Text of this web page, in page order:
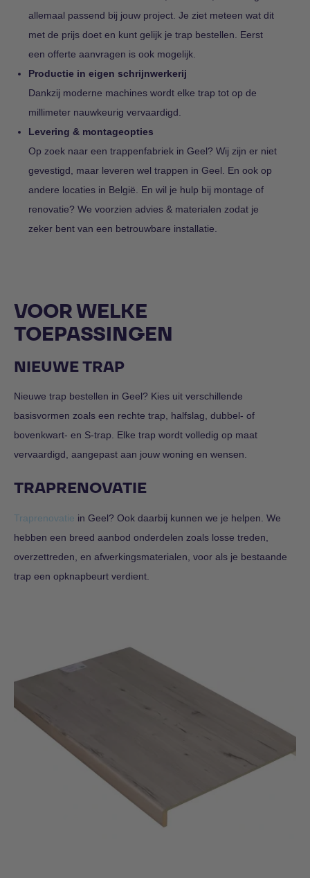
allemaal passend bij jouw project. Je ziet meteen wat dit
met de prijs doet en kunt gelijk je trap bestellen. Eerst
een offerte aanvragen is ook mogelijk.
Productie in eigen schrijnwerkerij
Dankzij moderne machines wordt elke trap tot op de
millimeter nauwkeurig vervaardigd.
Levering & montageopties
Op zoek naar een trappenfabriek in Geel? Wij zijn er niet
gevestigd, maar leveren wel trappen in Geel. En ook op
andere locaties in België. En wil je hulp bij montage of
renovatie? We voorzien advies & materialen zodat je
zeker bent van een betrouwbare installatie.
VOOR WELKE
TOEPASSINGEN
NIEUWE TRAP
Nieuwe trap bestellen in Geel? Kies uit verschillende
basisvormen zoals een rechte trap, halfslag, dubbel- of
bovenkwart- en S-trap. Elke trap wordt volledig op maat
vervaardigd, aangepast aan jouw woning en wensen.
TRAPRENOVATIE
Traprenovatie in Geel? Ook daarbij kunnen we je helpen. We
hebben een breed aanbod onderdelen zoals losse treden,
overzettreden, en afwerkingsmaterialen, voor als je bestaande
trap een opknapbeurt verdient.